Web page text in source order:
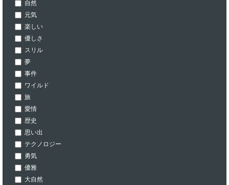
自然
元気
楽しい
優しさ
スリル
夢
事件
ワイルド
旅
愛情
歴史
思い出
テクノロジー
勇気
優雅
大自然